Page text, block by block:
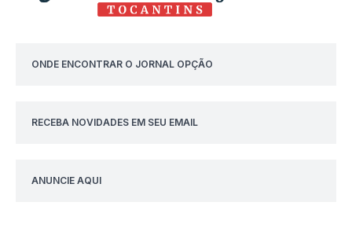
ONDE ENCONTRAR O JORNAL OPÇÃO
RECEBA NOVIDADES EM SEU EMAIL
ANUNCIE AQUI